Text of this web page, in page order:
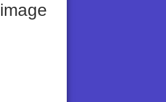
image